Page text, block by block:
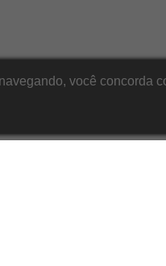
você concorda